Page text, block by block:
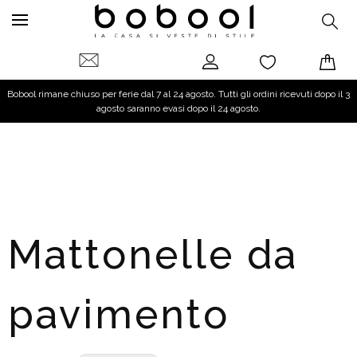
Bobool rimane chiuso per ferie dal 7 al 24 agosto. Tutti gli ordini ricevuti dopo il 3
agosto saranno evasi dopo il 24 agosto.
Mattonelle da
pavimento